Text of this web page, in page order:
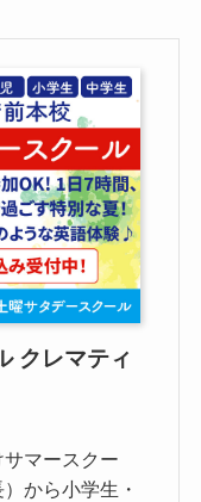
クレマティ
マースクー
から小学生・